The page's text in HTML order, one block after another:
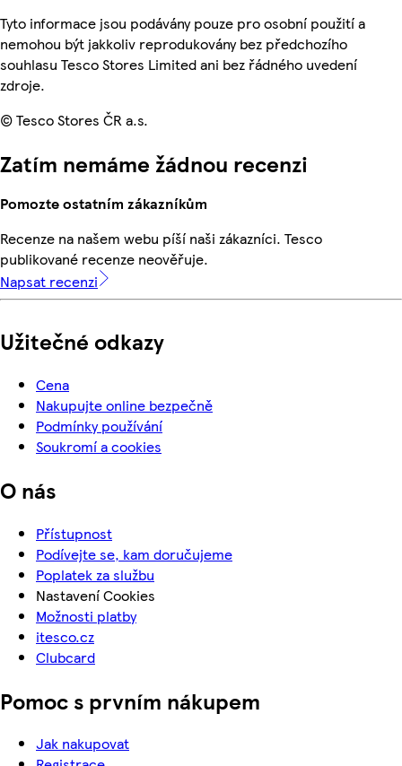
Tyto informace jsou podávány pouze pro osobní použití a
nemohou být jakkoliv reprodukovány bez předchozího
souhlasu Tesco Stores Limited ani bez řádného uvedení
zdroje.
© Tesco Stores ČR a.s.
Zatím nemáme žádnou recenzi
Pomozte ostatním zákazníkům
Recenze na našem webu píší naši zákazníci. Tesco
publikované recenze neověřuje.
Napsat recenzi
Užitečné odkazy
Cena
Nakupujte online bezpečně
Podmínky používání
Soukromí a cookies
O nás
Přístupnost
Podívejte se, kam doručujeme
Poplatek za službu
Nastavení Cookies
Možnosti platby
itesco.cz
Clubcard
Pomoc s prvním nákupem
Jak nakupovat